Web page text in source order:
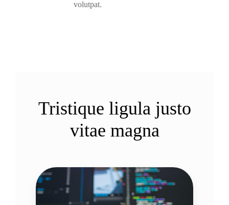
volutpat.
Tristique ligula justo
vitae magna